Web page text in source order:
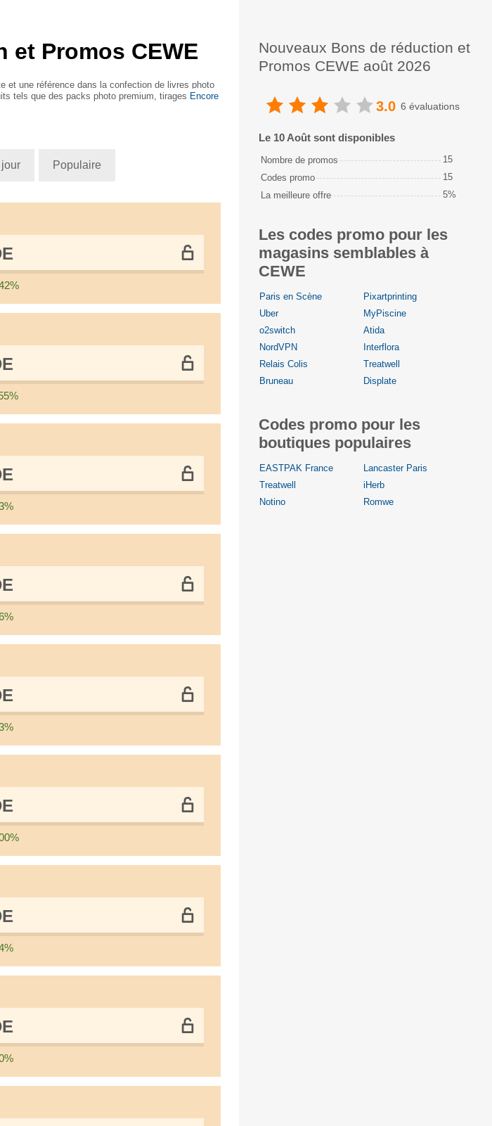
et Promos CEWE
et une référence dans la confection de livres photo
tels que des packs photo premium, tirages photo
Encore
Populaire
Nouveaux Bons de réduction et
Promos CEWE août 2026
3.0 6 évaluations
Le 10 Août sont disponibles
Nombre de promos
15
Codes promo
15
La meilleure offre
5%
Les codes promo pour les
magasins semblables à
CEWE
Paris en Scène
Pixartprinting
Uber
MyPiscine
o2switch
Atida
NordVPN
Interflora
Relais Colis
Treatwell
Bruneau
Displate
Codes promo pour les
boutiques populaires
EASTPAK France
Lancaster Paris
Treatwell
iHerb
Notino
Romwe